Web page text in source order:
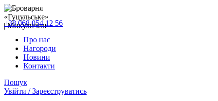
+38 068 054 12 56
Про нас
Нагороди
Новини
Контакти
Пошук
Увійти / Зареєструватись